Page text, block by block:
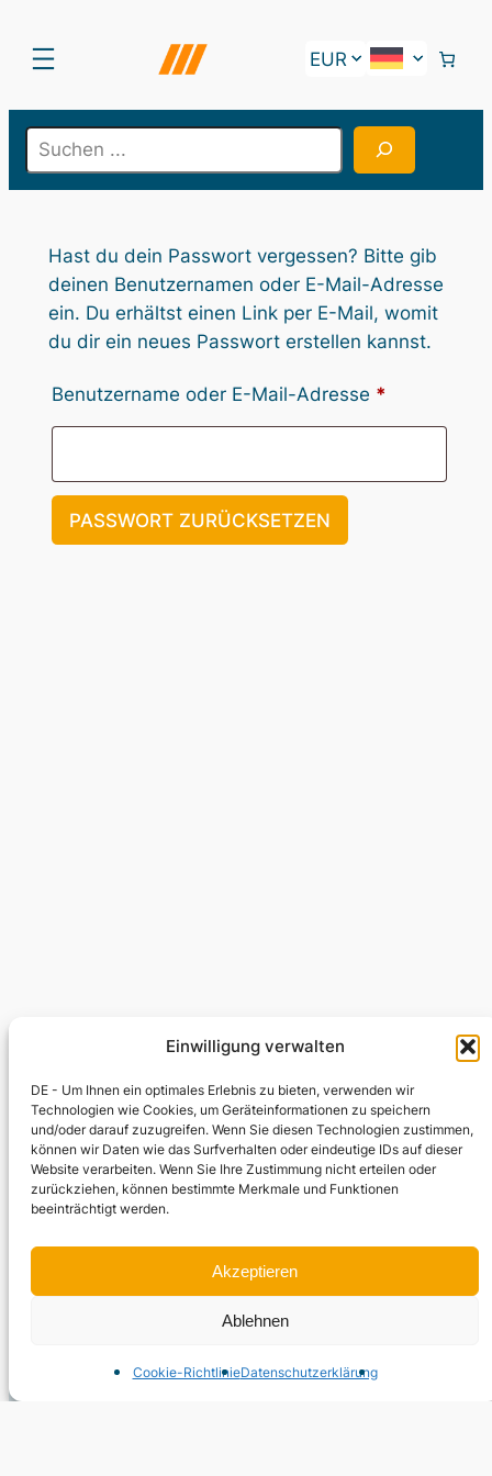
Einwilligung verwalten
DE - Um Ihnen ein optimales Erlebnis zu bieten, verwenden wir
Technologien wie Cookies, um Geräteinformationen zu speichern
und/oder darauf zuzugreifen. Wenn Sie diesen Technologien zustimmen,
können wir Daten wie das Surfverhalten oder eindeutige IDs auf dieser
Website verarbeiten. Wenn Sie Ihre Zustimmung nicht erteilen oder
zurückziehen, können bestimmte Merkmale und Funktionen
beeinträchtigt werden.
Akzeptieren
Ablehnen
Cookie-RichtlinieDatenschutz­erklärung
Inhalt
e
a
Hast du dein Passwort vergessen? Bitte gib
deinen Benutzernamen oder E-Mail-Adresse
ein. Du erhältst einen Link per E-Mail, womit
du dir ein neues Passwort erstellen kannst.
Benutzername oder E-Mail-Adresse *
PASSWORT ZURÜCKSETZEN